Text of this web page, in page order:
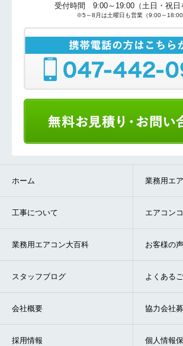
受付時間 9:00～19:00（土日・祝日
※5～8月は土曜日も営業（9:00～18:00
ホーム 業務用エ
工事について エアコン
業務用エアコン大百科 お客様の声
スタッフブログ よくある
会社概要 協力会社
採用情報 個人情報